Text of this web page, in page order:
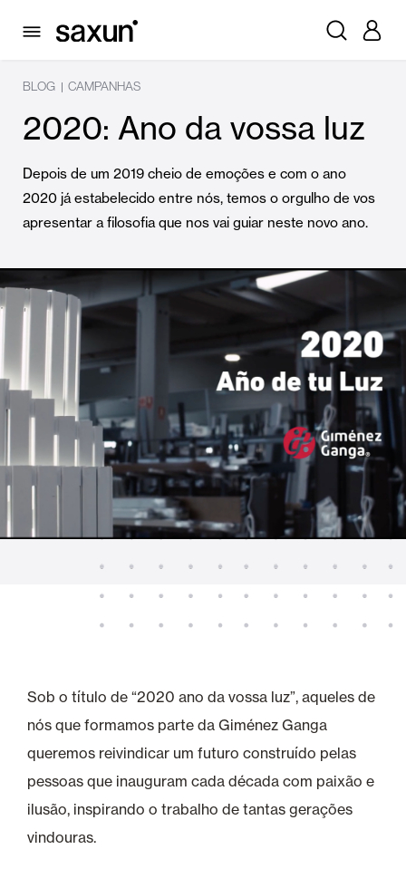
BLOG | CAMPANHAS
2020: Ano da vossa luz
Depois de um 2019 cheio de emoções e com o ano
2020 já estabelecido entre nós, temos o orgulho de vos
apresentar a filosofia que nos vai guiar neste novo ano.
Sob o título de “2020 ano da vossa luz”, aqueles de
nós que formamos parte da Giménez Ganga
queremos reivindicar um futuro construído pelas
pessoas que inauguram cada década com paixão e
ilusão, inspirando o trabalho de tantas gerações
vindouras.